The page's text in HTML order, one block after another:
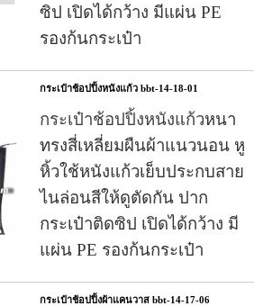
ซิป เปิดได้กว้าง มีแผ่น PE
รองก้นกระเป๋า
กระเป๋าช้อปปิ้งหนังแก้ว bbt-14-18-01
กระเป๋าช้อปปิ้งหนังแก้วหนา
ทรงสี่เหลี่ยมผืนผ้าแนวนอน หู
หิ้วใช้หนังแก้วเย็บประกบสาย
ไนล่อนสีให้ดูตัดกัน ปาก
กระเป๋าติดซิป เปิดได้กว้าง มี
แผ่น PE รองก้นกระเป๋า
กระเป๋าช้อปปิ้งผ้าแคนวาส bbt-14-17-06